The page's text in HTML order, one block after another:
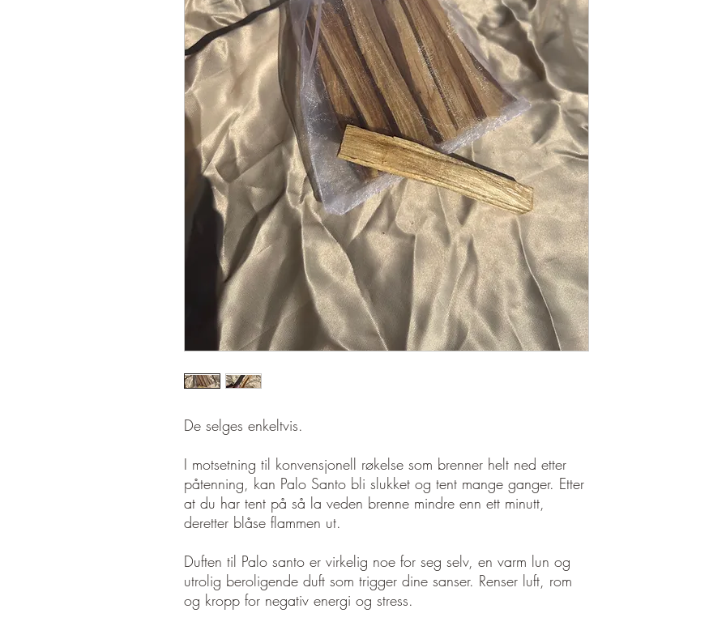
De selges enkeltvis.
I motsetning til konvensjonell røkelse som brenner helt ned etter
påtenning, kan Palo Santo bli slukket og tent mange ganger. Etter
at du har tent på så la veden brenne mindre enn ett minutt,
deretter blåse flammen ut.
Duften til Palo santo er virkelig noe for seg selv, en varm lun og
utrolig beroligende duft som trigger dine sanser. Renser luft, rom
og kropp for negativ energi og stress.